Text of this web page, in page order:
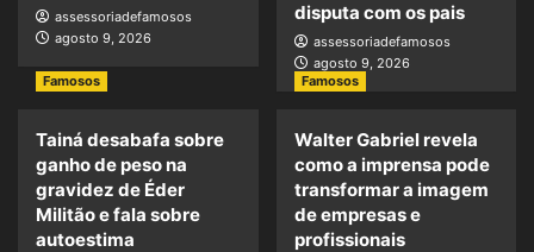
assessoriadefamosos
agosto 9, 2026
disputa com os pais
assessoriadefamosos
agosto 9, 2026
Famosos
Tainá desabafa sobre
ganho de peso na
gravidez de Éder
Militão e fala sobre
autoestima
Famosos
Walter Gabriel revela
como a imprensa pode
transformar a imagem
de empresas e
profissionais